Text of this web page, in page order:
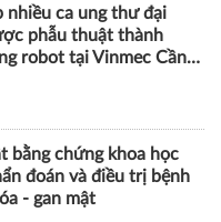
nhiều ca ung thư đại
phẫu thuật thành
robot tại Vinmec Cần
bằng chứng khoa học
đoán và điều trị bệnh
- gan mật